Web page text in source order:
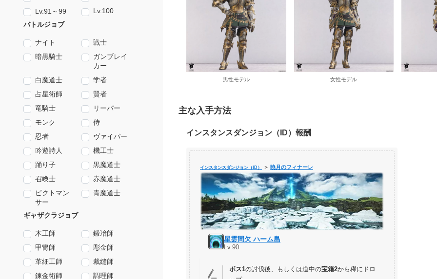
男性モデル 女性モデル
主な入手方法
インスタンスダンジョン（ID）報酬
インスタンスダンジョン（ID） ＞ 暁月のフィナーレ
星霊間欠 ハーム島
Lv.90
ボス1の討伐後、もしくは道中の宝箱2から稀にドロ
Lv.91～99
Lv.100
バトルジョブ
ナイト
戦士
暗黒騎士
ガンブレイ
カー
白魔道士
学者
占星術師
賢者
竜騎士
リーパー
モンク
侍
忍者
ヴァイパー
吟遊詩人
機工士
踊り子
黒魔道士
召喚士
赤魔道士
ピクトマン
サー
青魔道士
ギャザクラジョブ
木工師
鍛冶師
甲冑師
彫金師
革細工師
裁縫師
錬金術師
調理師